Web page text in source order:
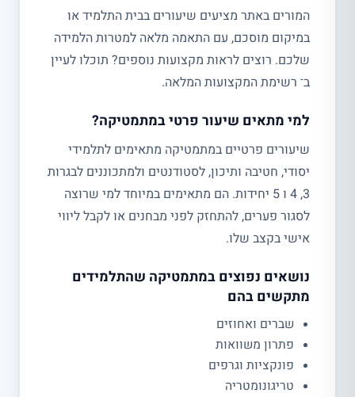
המורים באתר מציעים שיעורים בבית התלמיד או
במיקום מוסכם, עם התאמה מלאה למטרות הלמידה
שלכם. רוצים לראות מקצועות נוספים? תוכלו לעיין
ב־ רשימת המקצועות המלאה.
למי מתאים שיעור פרטי במתמטיקה?
שיעורים פרטיים במתמטיקה מתאימים לתלמידי
יסודי, חטיבה ותיכון, לסטודנטים ולמתכוננים לבגרות
3, 4 ו 5 יחידות. הם מתאימים במיוחד למי שרוצה
לסגור פערים, להתחזק לפני מבחנים או לקבל ליווי
אישי בקצב שלו.
נושאים נפוצים במתמטיקה שהתלמידים
מתקשים בהם
שברים ואחוזים
פתרון משוואות
פונקציות וגרפים
טריגונומטריה